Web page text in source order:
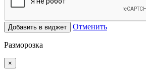
Добавить в виджет Отменить
Разморозка
×